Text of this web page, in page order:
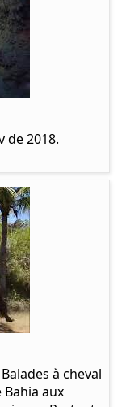
de 2018.
à cheval
aux